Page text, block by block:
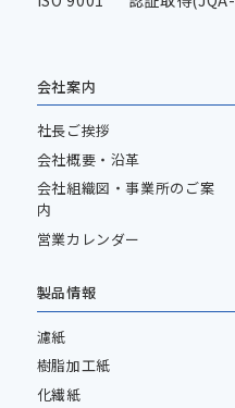
会社案内
社長ご挨拶
会社概要・沿革
会社組織図・事業所のご案
内
営業カレンダー
製品情報
濾紙
樹脂加工紙
化繊紙